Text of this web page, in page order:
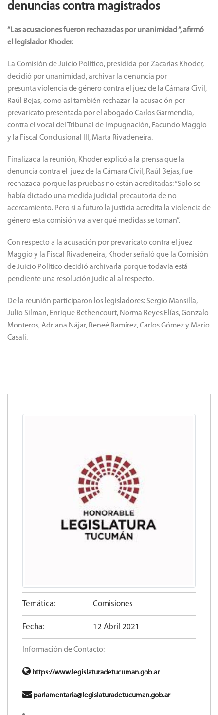
denuncias contra magistrados
“Las acusaciones fueron rechazadas por unanimidad “, afirmó
el legislador Khoder.
La Comisión de Juicio Político, presidida por Zacarías Khoder,
decidió por unanimidad, archivar la denuncia por
presunta violencia de género contra el juez de la Cámara Civil,
Raúl Bejas, como así también rechazar la acusación por
prevaricato presentada por el abogado Carlos Garmendia,
contra el vocal del Tribunal de Impugnación, Facundo Maggio
y la Fiscal Conclusional III, Marta Rivadeneira.
Finalizada la reunión, Khoder explicó a la prensa que la
denuncia contra el juez de la Cámara Civil, Raúl Bejas, fue
rechazada porque las pruebas no están acreditadas: “Solo se
había dictado una medida judicial precautoria de no
acercamiento. Pero si a futuro la justicia acredita la violencia de
género esta comisión va a ver qué medidas se toman”.
Con respecto a la acusación por prevaricato contra el juez
Maggio y la Fiscal Rivadeneira, Khoder señaló que la Comisión
de Juicio Político decidió archivarla porque todavía está
pendiente una resolución judicial al respecto.
De la reunión participaron los legisladores: Sergio Mansilla,
Julio Silman, Enrique Bethencourt, Norma Reyes Elías, Gonzalo
Monteros, Adriana Nájar, Reneé Ramírez, Carlos Gómez y Mario
Casali.
Temática: Comisiones
Fecha: 12 Abril 2021
Información de Contacto:
https://www.legislaturadetucuman.gob.ar
parlamentaria@legislaturadetucuman.gob.ar